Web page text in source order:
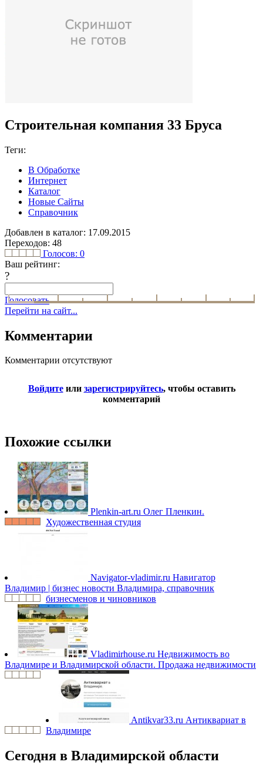
Строительная компания 33 Бруса
Теги:
В Обработке
Интернет
Каталог
Новые Сайты
Справочник
Добавлен в каталог: 17.09.2015
Переходов: 48
Голосов: 0
Ваш рейтинг:
?
Голосовать
Перейти на сайт...
Комментарии
Комментарии отсутствуют
Войдитеили зарегистрируйтесь, чтобы оставить
комментарий
Похожие ссылки
Plenkin-art.ru Олег Пленкин.
Художественная студия
Navigator-vladimir.ru Навигатор
Владимир | бизнес новости Владимира, справочник
бизнесменов и чиновников
Vladimirhouse.ru Недвижимость во
Владимире и Владимирской области. Продажа недвижимости
Antikvar33.ru Антиквариат в
Владимире
Сегодня в Владимирской области